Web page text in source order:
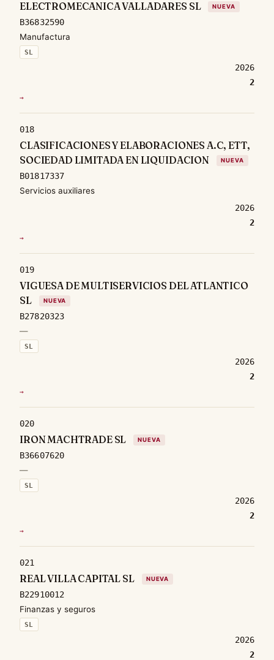
ELECTROMECANICA VALLADARES SL NUEVA
B36832590
Manufactura
SL
2026
2
→
018
CLASIFICACIONES Y ELABORACIONES A.C, ETT,
SOCIEDAD LIMITADA EN LIQUIDACION
NUEVA
B01817337
Servicios auxiliares
2026
2
→
019
VIGUESA DE MULTISERVICIOS DEL ATLANTICO
SL
NUEVA
B27820323
—
SL
2026
2
→
020
IRON MACHTRADE SL NUEVA
B36607620
—
SL
2026
2
→
021
REAL VILLA CAPITAL SL NUEVA
B22910012
Finanzas y seguros
SL
2026
2